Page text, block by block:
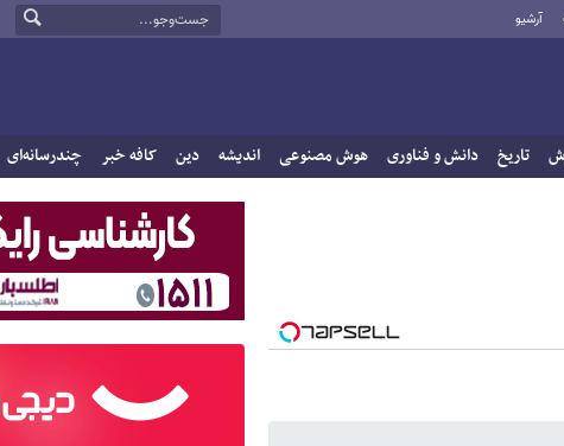
آرشیو
تاریخ دانش و فناوری هوش مصنوعی اندیشه دین کافه خبر چندرسانه‌ای